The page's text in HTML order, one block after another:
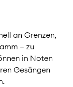
an Grenzen,
– zu
in Noten
Gesängen